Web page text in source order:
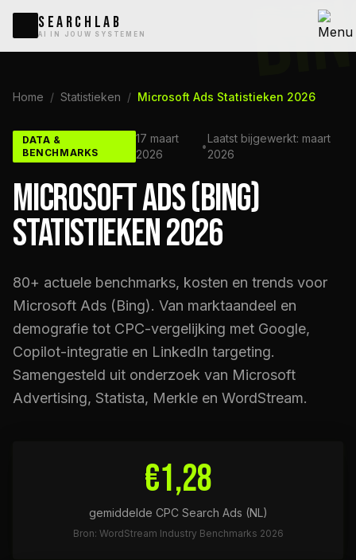
SEARCHLAB
AI IN JOUW SYSTEMEN
Home / Statistieken / Microsoft Ads Statistieken 2026
DATA &
BENCHMARKS
17 maart
2026
•
Laatst bijgewerkt: maart
2026
MICROSOFT ADS (BING)
STATISTIEKEN 2026
80+ actuele benchmarks, kosten en trends voor
Microsoft Ads (Bing). Van marktaandeel en
demografie tot CPC-vergelijking met Google,
Copilot-integratie en LinkedIn targeting.
Samengesteld uit onderzoek van Microsoft
Advertising, Statista, Merkle en WordStream.
€1,28
gemiddelde CPC Search Ads (NL)
Bron: WordStream Industry Benchmarks 2026